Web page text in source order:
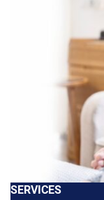
SERVICES